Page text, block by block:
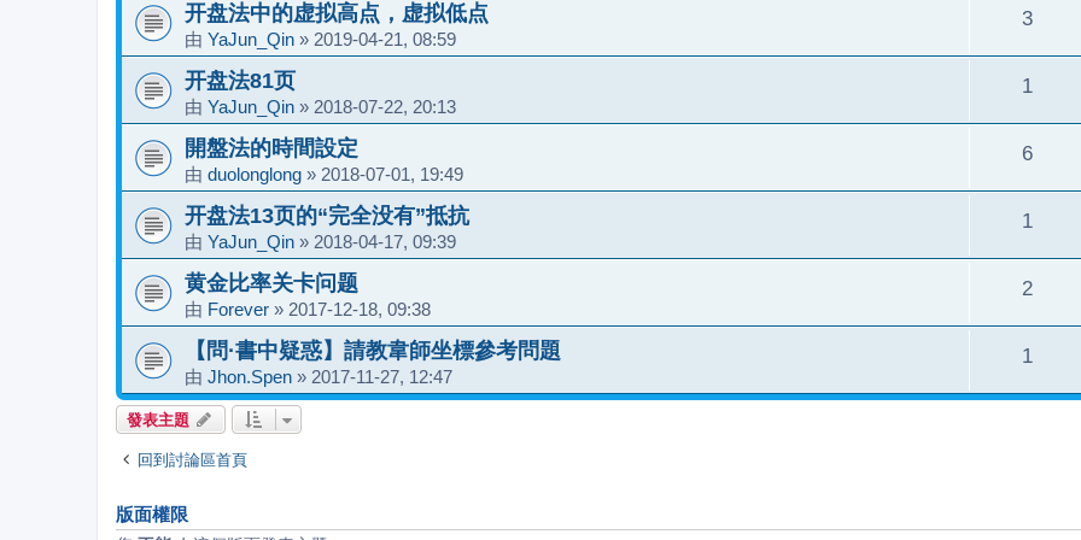
开盘法中的虚拟高点，虚拟低点
由 YaJun_Qin » 2019-04-21, 08:59
3
开盘法81页
由 YaJun_Qin » 2018-07-22, 20:13
1
開盤法的時間設定
由 duolonglong » 2018-07-01, 19:49
6
开盘法13页的“完全没有”抵抗
由 YaJun_Qin » 2018-04-17, 09:39
1
黄金比率关卡问题
由 Forever » 2017-12-18, 09:38
2
【問·書中疑惑】請教韋師坐標參考問題
由 Jhon.Spen » 2017-11-27, 12:47
1
發表主題
回到討論區首頁
版面權限